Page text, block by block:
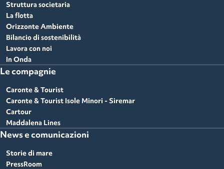
Struttura societaria
La flotta
Orizzonte Ambiente
Bilancio di sostenibilità
Lavora con noi
In Onda
Le compagnie
Caronte & Tourist
Caronte & Tourist Isole Minori - Siremar
Cartour
Maddalena Lines
News e comunicazioni
Storie di mare
PressRoom